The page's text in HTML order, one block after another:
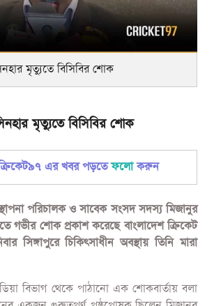
মৃত্যুতে বিসিবির শোক
মৃত্যুতে বিসিবির শোক
এর খবর পড়তেফলোকরুন
পরিচালক ও সাবেক সংসদ সদস্য মিজানুর
গভীর শোক প্রকাশ করেছে বাংলাদেশ ক্রিকেট
সিঙ্গাপুরে চিকিৎসাধীন অবস্থায় তিনি মারা
বিভাগ থেকে পাঠানো এক শোকবার্তায় বলা